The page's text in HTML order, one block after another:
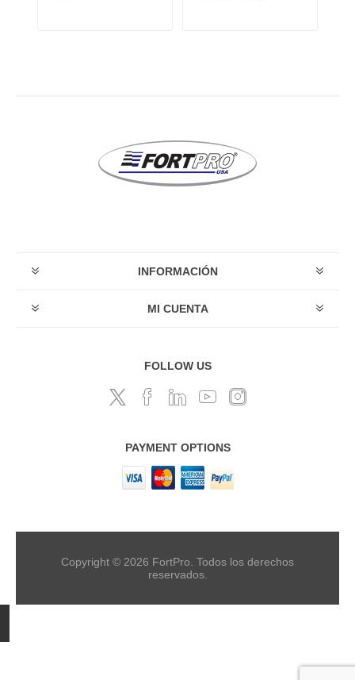
INFORMACIÓN
MI CUENTA
FOLLOW US
PAYMENT OPTIONS
Copyright © 2026 FortPro. Todos los derechos
reservados.